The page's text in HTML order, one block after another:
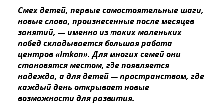
Смех детей, первые самостоятельные шаги,
новые слова, произнесенные после месяцев
занятий, — именно из таких маленьких
побед складывается большая работа
центров «Imkon». Для многих семей они
становятся местом, где появляется
надежда, а для детей — пространством, где
каждый день открывает новые
возможности для развития.